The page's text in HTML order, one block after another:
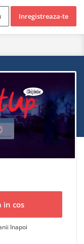
Inregistreaza-te
in cos
Inapoi